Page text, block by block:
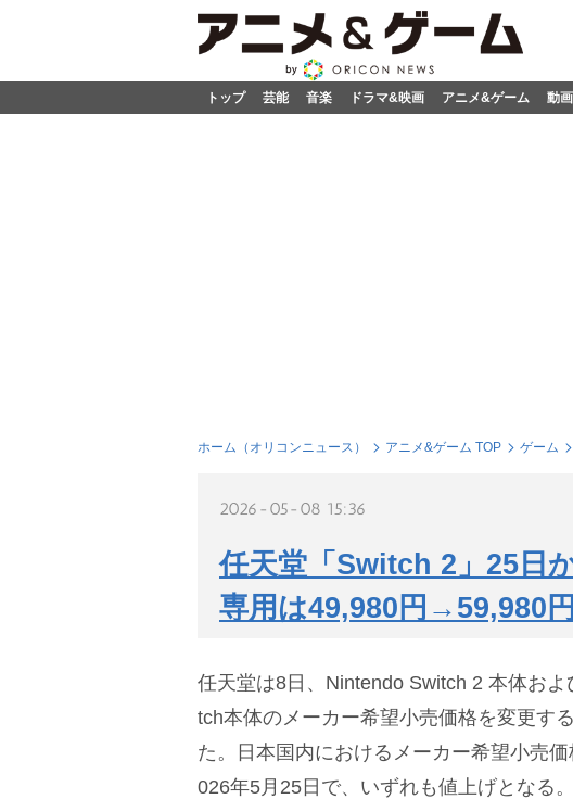
トップ 芸能 音楽 ドラマ&映画 アニメ&ゲーム 動
ホーム（オリコンニュース） アニメ&ゲーム TOP ゲーム
2026-05-08 15:36
任天堂「Switch 2」25日
専用は49,980円→59,980
任天堂は8日、Nintendo Switch 2 本体およ
tch本体のメーカー希望小売価格を変更す
た。日本国内におけるメーカー希望小売
026年5月25日で、いずれも値上げとなる。